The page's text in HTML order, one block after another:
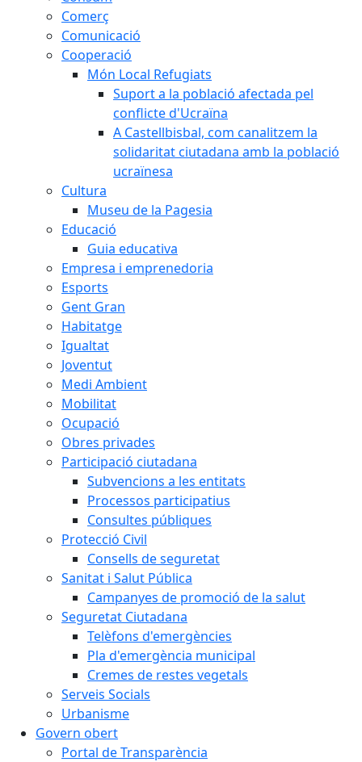
Comerç
Comunicació
Cooperació
Món Local Refugiats
Suport a la població afectada pel
conflicte d'Ucraïna
A Castellbisbal, com canalitzem la
solidaritat ciutadana amb la població
ucraïnesa
Cultura
Museu de la Pagesia
Educació
Guia educativa
Empresa i emprenedoria
Esports
Gent Gran
Habitatge
Igualtat
Joventut
Medi Ambient
Mobilitat
Ocupació
Obres privades
Participació ciutadana
Subvencions a les entitats
Processos participatius
Consultes públiques
Protecció Civil
Consells de seguretat
Sanitat i Salut Pública
Campanyes de promoció de la salut
Seguretat Ciutadana
Telèfons d'emergències
Pla d'emergència municipal
Cremes de restes vegetals
Serveis Socials
Urbanisme
Govern obert
Portal de Transparència